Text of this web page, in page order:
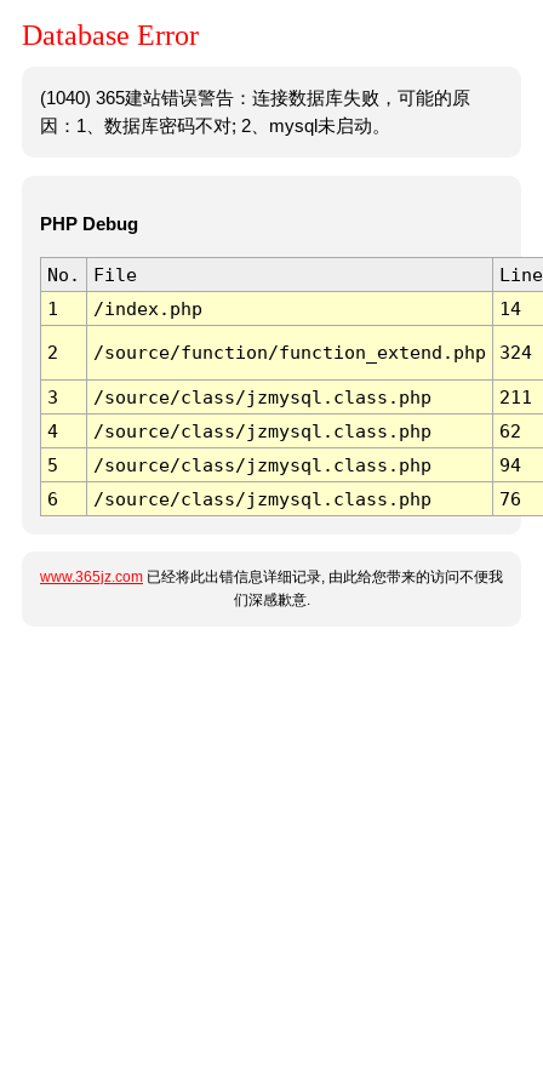
Database Error
(1040) 365建站错误警告：连接数据库失败，可能的原
因：1、数据库密码不对; 2、mysql未启动。
PHP Debug
No. File
Line
1
/index.php 14
2 /source/function/function_extend.php 324
3 /source/class/jzmysql.class.php
211
4
/source/class/jzmysql.class.php
62
5
/source/class/jzmysql.class.php
94
6
/source/class/jzmysql.class.php 76
www.365jz.com 已经将此出错信息详细记录, 由此给您带来的访问不便我
们深感歉意.